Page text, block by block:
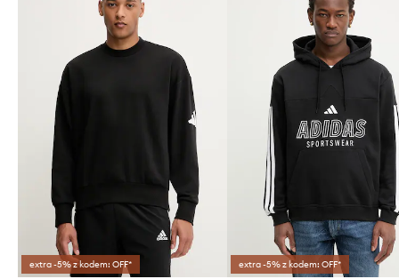
extra -5% z kodem: OFF* extra -5% z kodem: OFF*